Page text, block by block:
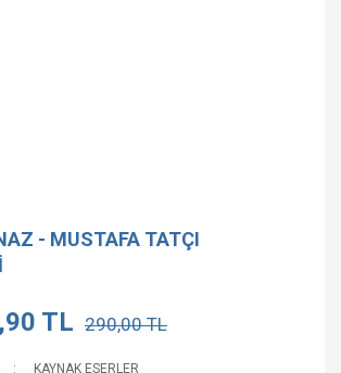
- MUSTAFA TATÇI
TL 290,00 TL
KAYNAK ESERLER